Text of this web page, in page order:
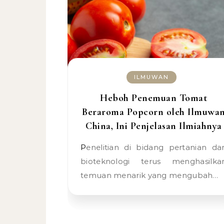
ILMUWAN
Heboh Penemuan Tomat
Beraroma Popcorn oleh
China, Ini Penjelasan Ilmiahnya
Penelitian di bidang pertanian dan
bioteknologi terus
temuan menarik yang mengubah…